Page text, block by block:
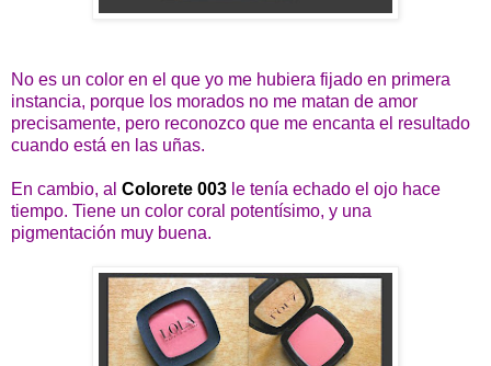
No es un color en el que yo me hubiera fijado en primera
instancia, porque los morados no me matan de amor
precisamente, pero reconozco que me encanta el resultado
cuando está en las uñas.
En cambio, al Colorete 003 le tenía echado el ojo hace
tiempo. Tiene un color coral potentísimo, y una
pigmentación muy buena.